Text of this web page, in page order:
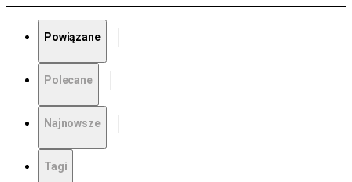
Powiązane
Polecane
Najnowsze
Tagi